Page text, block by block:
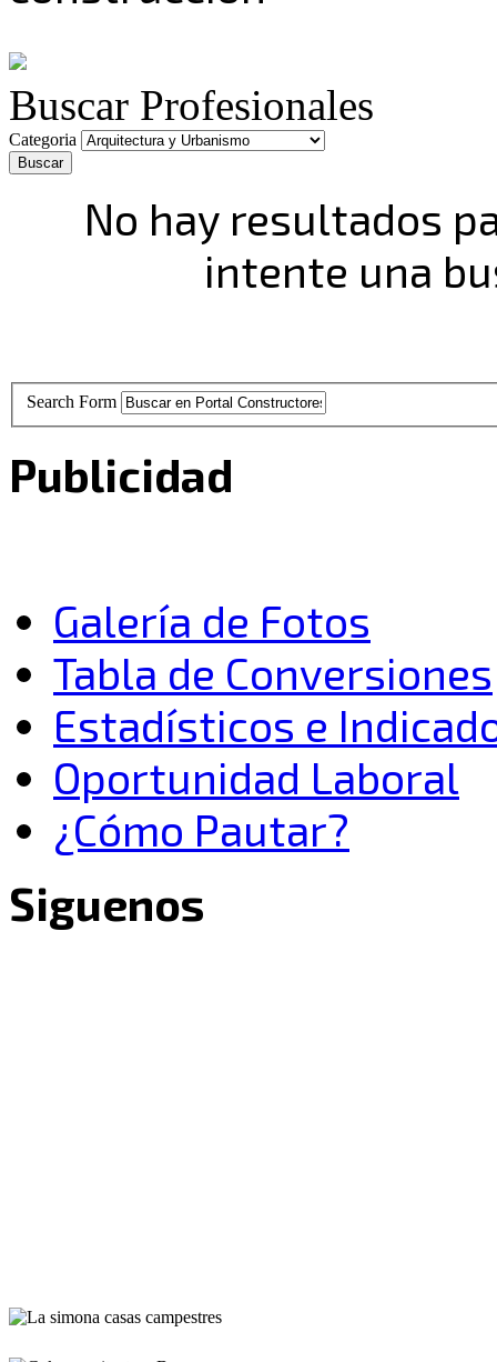
Buscar Profesionales
Categoria
Buscar
No hay resultados
intente una
Search Form
Publicidad
Galería de Fotos
Tabla de Conversiones
Estadísticos e
Oportunidad Laboral
¿Cómo Pautar?
Siguenos